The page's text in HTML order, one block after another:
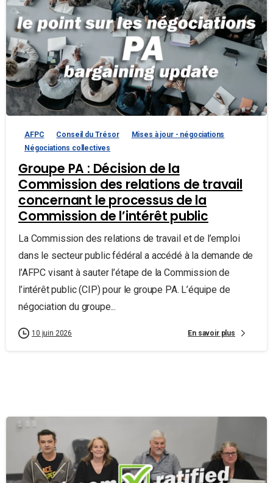
AFPC Conseil du Trésor
Mises à jour - négociations
Négociations collectives
Groupe PA : Décision de la
Commission des relations de travail
concernant le processus de la
Commission de l’intérêt public
La Commission des relations de travail et de l’emploi
dans le secteur public fédéral a accédé à la demande de
l’AFPC visant à sauter l’étape de la Commission de
l’intérêt public (CIP) pour le groupe PA. L’équipe de
négociation du groupe...
10 juin 2026 En savoir plus